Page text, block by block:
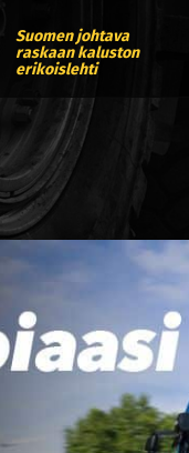
Suomen johtava
raskaan kaluston
erikoislehti